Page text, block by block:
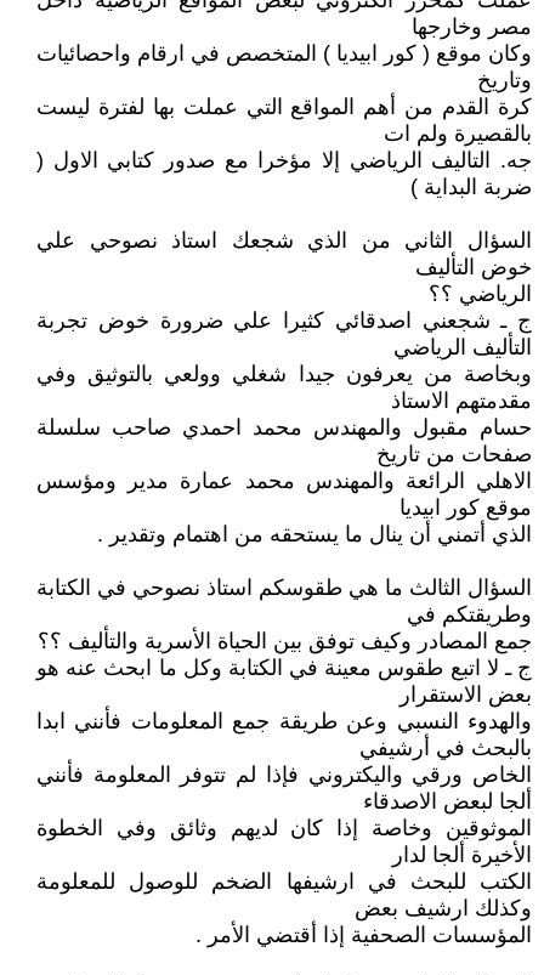
مصر وخارجها
وكان موقع ( كور ابيديا ) المتخصص في ارقام واحصائيات
وتاريخ
كرة القدم من أهم المواقع التي عملت بها لفترة ليست
بالقصيرة ولم ات
جه. التاليف الرياضي إلا مؤخرا مع صدور كتابي الاول (
ضربة البداية )
السؤال الثاني من الذي شجعك استاذ نصوحي علي
خوض التأليف
الرياضي ؟؟
ج ـ شجعني اصدقائي كثيرا علي ضرورة خوض تجربة
التأليف الرياضي
وبخاصة من يعرفون جيدا شغلي وولعي بالتوثيق وفي
مقدمتهم الاستاذ
حسام مقبول والمهندس محمد احمدي صاحب سلسلة
صفحات من تاريخ
الاهلي الرائعة والمهندس محمد عمارة مدير ومؤسس
موقع كور ابيديا
الذي أتمني أن ينال ما يستحقه من اهتمام وتقدير .
السؤال الثالث ما هي طقوسكم استاذ نصوحي في الكتابة
وطريقتكم في
جمع المصادر وكيف توفق بين الحياة الأسرية والتأليف ؟؟
ج ـ لا اتبع طقوس معينة في الكتابة وكل ما ابحث عنه هو
بعض الاستقرار
والهدوء النسبي وعن طريقة جمع المعلومات فأنني ابدا
بالبحث في أرشيفي
الخاص ورقي واليكتروني فإذا لم تتوفر المعلومة فأنني
ألجا لبعض الاصدقاء
الموثوقين وخاصة إذا كان لديهم وثائق وفي الخطوة
الأخيرة ألجا لدار
الكتب للبحث في ارشيفها الضخم للوصول للمعلومة
وكذلك ارشيف بعض
المؤسسات الصحفية إذا أقتضي الأمر .